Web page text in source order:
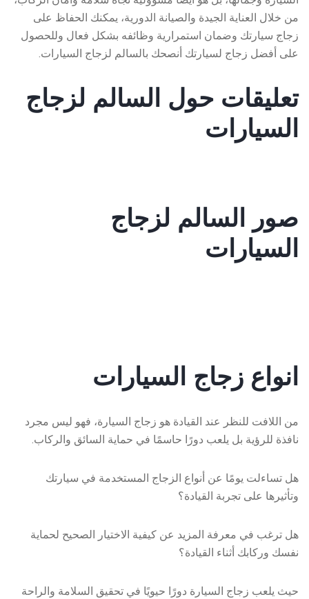
من خلال العناية الجيدة والصيانة الدورية، يمكنك الحفاظ على
زجاج سيارتك وضمان استمرارية وظائفه بشكل فعال وللحصول
على أفضل زجاج لسيارتك أنصحك بالسالم لزجاج السيارات.
تعليقات حول السالم لزجاج
السيارات
صور السالم لزجاج
السيارات
انواع زجاج السيارات
من اللافت للنظر عند القيادة هو زجاج السيارة، فهو ليس مجرد
نافذة للرؤية بل يلعب دورًا حاسمًا في حماية السائق والركاب.
هل تساءلت يومًا عن أنواع الزجاج المستخدمة في سيارتك
وتأثيرها على تجربة القيادة؟
هل ترغب في معرفة المزيد عن كيفية الاختيار الصحيح لحماية
نفسك وركابك أثناء القيادة؟
حيث يلعب زجاج السيارة دورًا حيويًا في تحقيق السلامة والراحة